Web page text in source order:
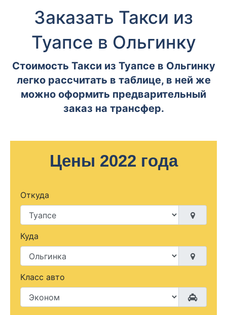
Заказать Такси из
Туапсе в Ольгинку
Стоимость Такси из Туапсе в Ольгинку
легко рассчитать в таблице, в ней же
можно оформить предварительный
заказ на трансфер.
Цены 2022 года
Откуда
Куда
Класс авто